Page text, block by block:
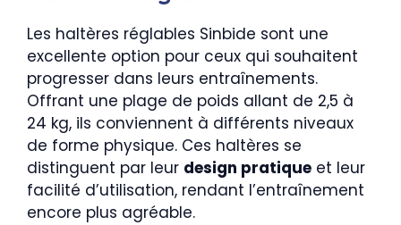
Les haltères réglables Sinbide sont une
excellente option pour ceux qui souhaitent
progresser dans leurs entraînements.
Offrant une plage de poids allant de 2,5 à
24 kg, ils conviennent à différents niveaux
de forme physique. Ces haltères se
distinguent par leur design pratique et leur
facilité d’utilisation, rendant l’entraînement
encore plus agréable.